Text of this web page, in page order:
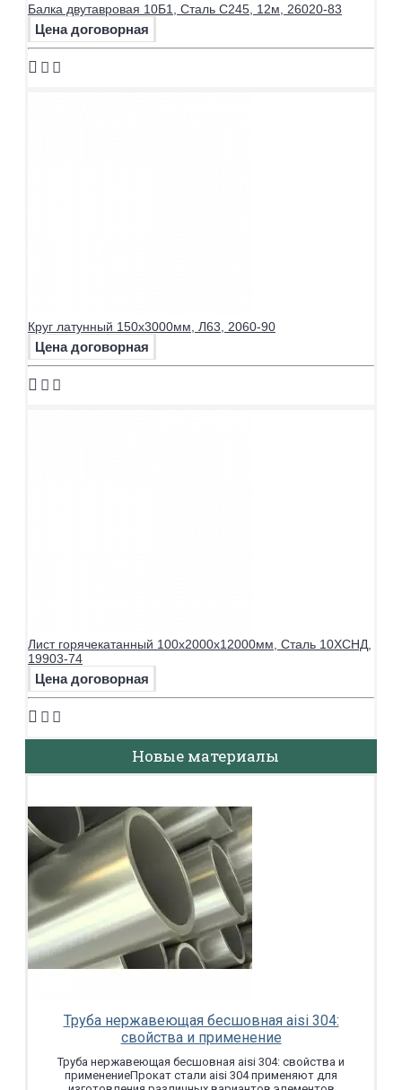
Балка двутавровая 10Б1, Сталь С245, 12м, 26020-83
Цена договорная
Круг латунный 150х3000мм, Л63, 2060-90
Цена договорная
Лист горячекатанный 100х2000х12000мм, Сталь 10ХСНД,
19903-74
Цена договорная
Новые материалы
Труба нержавеющая бесшовная aisi 304:
свойства и применение
Труба нержавеющая бесшовная aisi 304: свойства и
применениеПрокат стали aisi 304 применяют для